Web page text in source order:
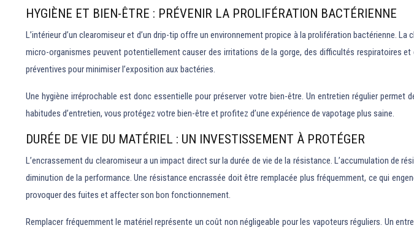
HYGIÈNE ET BIEN-ÊTRE : PRÉVENIR LA PROLIFÉRATION BACTÉRIENNE
L’intérieur d’un clearomiseur et d’un drip-tip offre un environnement propice à la prolifération bactérienne.
micro-organismes peuvent potentiellement causer des irritations de la gorge, des difficultés respiratoires
préventives pour minimiser l’exposition aux bactéries.
Une hygiène irréprochable est donc essentielle pour préserver votre bien-être. Un entretien régulier
habitudes d’entretien, vous protégez votre bien-être et profitez d’une expérience de vapotage plus saine.
DURÉE DE VIE DU MATÉRIEL : UN INVESTISSEMENT À PROTÉGER
L’encrassement du clearomiseur a un impact direct sur la durée de vie de la résistance. L’accumulation de
diminution de la performance. Une résistance encrassée doit être remplacée plus fréquemment, ce qui
provoquer des fuites et affecter son bon fonctionnement.
Remplacer fréquemment le matériel représente un coût non négligeable pour les vapoteurs réguliers. Un